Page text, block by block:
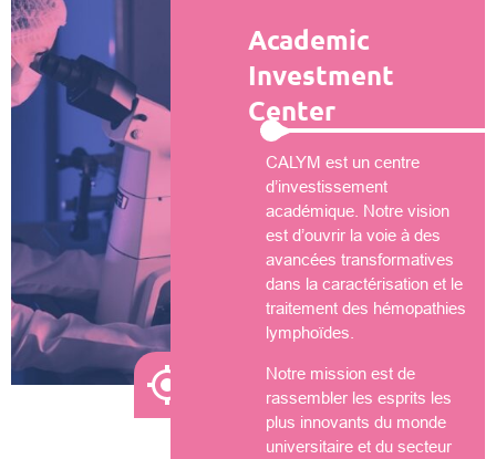
Academic
Investment
Center
CALYM est un centre
d’investissement
académique. Notre vision
est d’ouvrir la voie à des
avancées transformatives
dans la caractérisation et le
traitement des hémopathies
lymphoïdes.
Notre mission est de
rassembler les esprits les
plus innovants du monde
universitaire et du secteur